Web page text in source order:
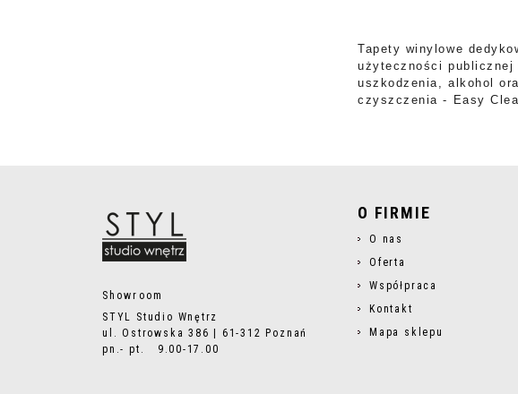
Tapety winylowe
użyteczności publicznej
uszkodzenia, alkohol
czyszczenia - Easy
Showroom
STYL Studio Wnętrz
ul. Ostrowska 386 | 61-312 Poznań
pn.- pt. 9.00-17.00
O FIRMIE
O nas
Oferta
Współpraca
Kontakt
Mapa sklepu